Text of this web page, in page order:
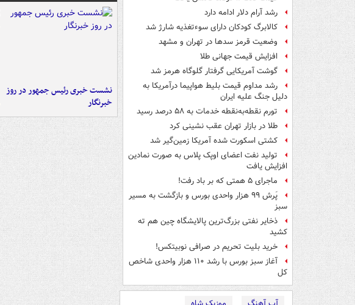
رشد آرام دلار ادامه دارد
کالابرگ کودکان دارای سوءتغذیه شارژ شد
وضعیت قرمز سدها در تهران و مشهد
افزایش قیمت جهانی طلا
گوشت آمریکایی گرفتار گلوگاه هرمز شد
رشد مداوم قیمت بلیط هواپیما درآمریکا به
دلیل جنگ علیه ایران
تورم نقطه‌به‌نقطه خدمات به ۵۸ درصد رسید
طلا در بازار تهران عقب نشینی کرد
کشتی اسکورت شده آمریکا زمین‌گیر شد
تولید نفت اعضای اوپک پلاس به صورت نمادین
افزایش یافت
ماجرای ۵ همتی که بر باد رفت!
پَرش ۹۹ هزار واحدی بورس و بازگشت به مسیر
سبز
ذخایر نفتی بزرگ‌ترین پالایشگاه چین هم ته
کشید
خرید بلیت تحریم در صرافی نوبیتکس!
آغاز سبز بورس با رشد ۱۱۰ هزار واحدی شاخص
کل
نشست خبری رئیس جمهور در روز
خبرنگار